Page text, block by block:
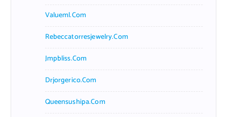
Valueml.com
Rebeccatorresjewelry.com
Jmpbliss.com
Drjorgerico.com
Queensushipa.com